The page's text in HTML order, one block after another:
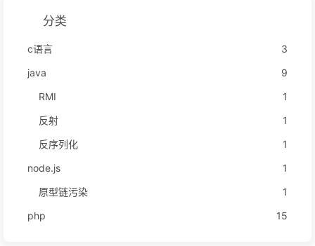
分类
c语言
3
java
9
RMI
1
反射
1
反序列化
1
node.js
1
原型链污染
1
php
15